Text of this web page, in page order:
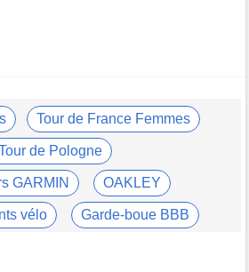
différent du Mont Ventoux..."
la seule qui n'a jamais gagné..."
est passé à côté du Tour..."
Toutes les dernières infos de
Tour de France Femmes
de Pologne
GARMIN OAKLEY
vélo Garde-boue BBB